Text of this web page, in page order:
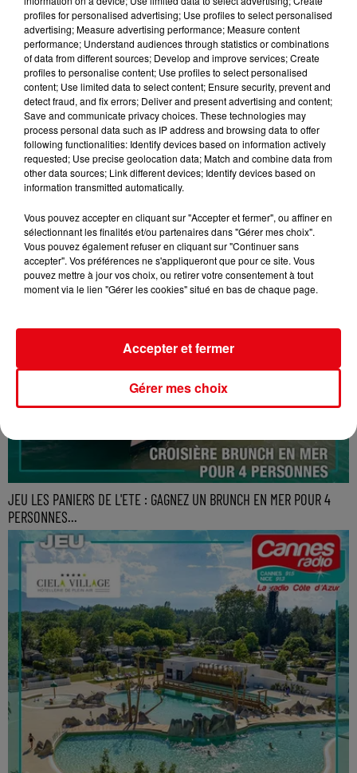
Fin : 14 août 2026
GAGNEZ UN PANIER "SPECIAL BARBECUE" AVEC SUPER U ANTIBES
JEU LES PANIERS DE L'ETE : GAGNEZ UN BRUNCH EN MER POUR 4
PERSONNES...
profiles for personalised advertising; Use profiles to select personalised
advertising; Measure advertising performance; Measure content
performance; Understand audiences through statistics or combinations
of data from different sources; Develop and improve services; Create
profiles to personalise content; Use profiles to select personalised
content; Use limited data to select content; Ensure security, prevent and
detect fraud, and fix errors; Deliver and present advertising and content;
Save and communicate privacy choices. These technologies may
process personal data such as IP address and browsing data to offer
following functionalities: Identify devices based on information actively
requested; Use precise geolocation data; Match and combine data from
other data sources; Link different devices; Identify devices based on
information transmitted automatically.
Vous pouvez accepter en cliquant sur "Accepter et fermer", ou affiner en
sélectionnant les finalités et/ou partenaires dans "Gérer mes choix".
Vous pouvez également refuser en cliquant sur "Continuer sans
accepter". Vos préférences ne s'appliqueront que pour ce site. Vous
pouvez mettre à jour vos choix, ou retirer votre consentement à tout
moment via le lien "Gérer les cookies" situé en bas de chaque page.
Gérer mes choix
Accepter et fermer